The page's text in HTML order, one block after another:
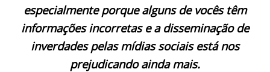
especialmente porque alguns de vocês têm
informações incorretas e a disseminação de
inverdades pelas mídias sociais está nos
prejudicando ainda mais.